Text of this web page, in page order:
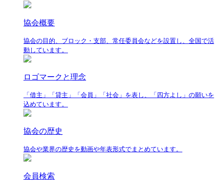
協会概要
協会の目的、ブロック・支部、常任委員会などを設置し、全国で活
動しています。
ロゴマークと理念
「借主」「貸主」「会員」「社会」を表し、「四方よし」の願いを
込めています。
協会の歴史
協会や業界の歴史を動画や年表形式でまとめています。
会員検索